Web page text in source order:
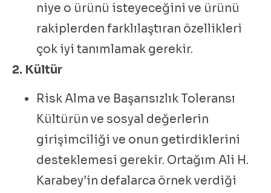
niye o ürünü isteyeceğini ve ürünü
rakiplerden farklılaştıran özellikleri
çok iyi tanımlamak gerekir.
2. Kültür
Risk Alma ve Başarısızlık Toleransı
Kültürün ve sosyal değerlerin
girişimciliği ve onun getirdiklerini
desteklemesi gerekir. Ortağım Ali H.
Karabey’in defalarca örnek verdiği